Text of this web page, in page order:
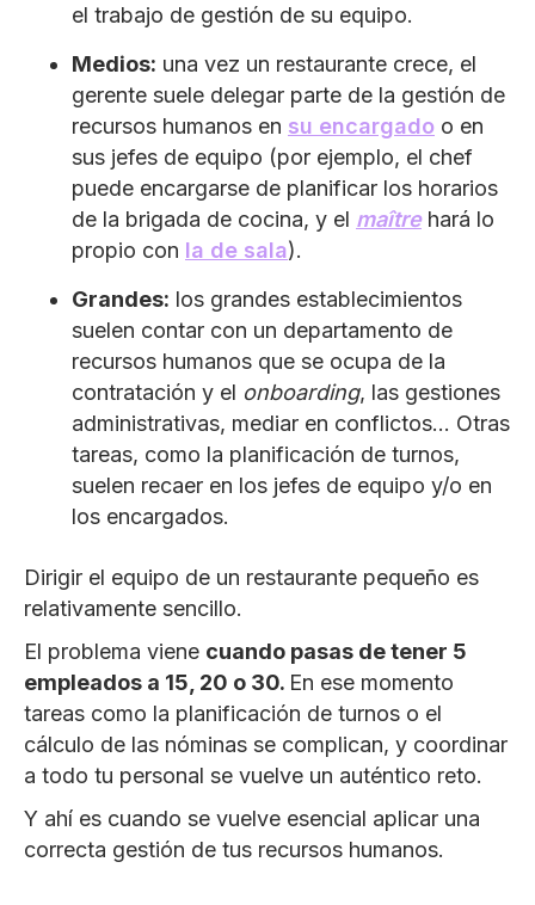
el trabajo de gestión de su equipo.
Medios: una vez un restaurante crece, el
gerente suele delegar parte de la gestión de
recursos humanos en su encargado o en
sus jefes de equipo (por ejemplo, el chef
puede encargarse de planificar los horarios
de la brigada de cocina, y el maîtrehará lo
propio con la de sala).
Grandes: los grandes establecimientos
suelen contar con un departamento de
recursos humanos que se ocupa de la
contratación y el onboarding, las gestiones
administrativas, mediar en conflictos… Otras
tareas, como la planificación de turnos,
suelen recaer en los jefes de equipo y/o en
los encargados.
Dirigir el equipo de un restaurante pequeño es
relativamente sencillo.
El problema viene cuando pasas de tener 5
empleados a 15, 20 o 30. En ese momento
tareas como la planificación de turnos o el
cálculo de las nóminas se complican, y coordinar
a todo tu personal se vuelve un auténtico reto.
Y ahí es cuando se vuelve esencial aplicar una
correcta gestión de tus recursos humanos.